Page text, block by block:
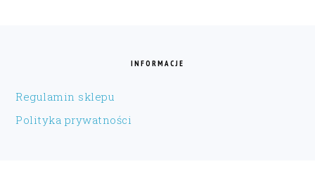
INFORMACJE
Regulamin sklepu
Polityka prywatności